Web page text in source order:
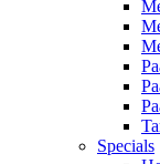
Specials